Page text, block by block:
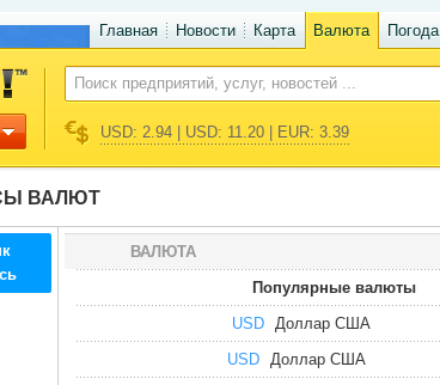
Главная Новости Карта Валюта Погода
USD: 2.94 | USD: 11.20 | EUR: 3.39
ВАЛЮТ
ВАЛЮТА
Популярные валюты
USD
Доллар США
USD Доллар США